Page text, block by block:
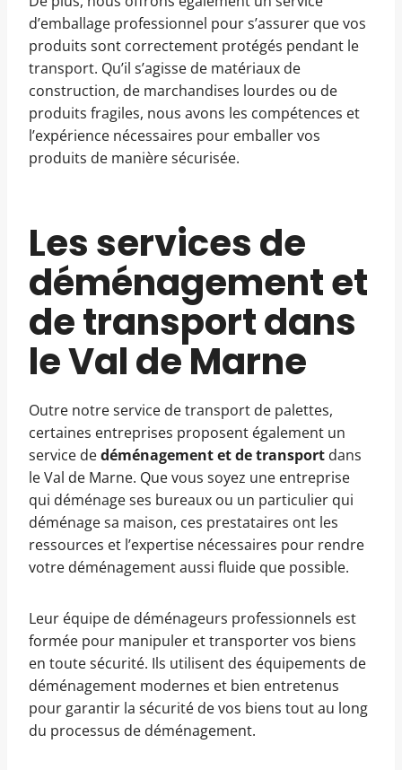
d’emballage professionnel pour s’assurer que vos
produits sont correctement protégés pendant le
transport. Qu’il s’agisse de matériaux de
construction, de marchandises lourdes ou de
produits fragiles, nous avons les compétences et
l’expérience nécessaires pour emballer vos
produits de manière sécurisée.
Les services de
déménagement et
de transport dans
le Val de Marne
Outre notre service de transport de palettes,
certaines entreprises proposent également un
service dedéménagement et de transport dans
le Val de Marne. Que vous soyez une entreprise
qui déménage ses bureaux ou un particulier qui
déménage sa maison, ces prestataires ont les
ressources et l’expertise nécessaires pour rendre
votre déménagement aussi fluide que possible.
Leur équipe de déménageurs professionnels est
formée pour manipuler et transporter vos biens
en toute sécurité. Ils utilisent des équipements de
déménagement modernes et bien entretenus
pour garantir la sécurité de vos biens tout au long
du processus de déménagement.